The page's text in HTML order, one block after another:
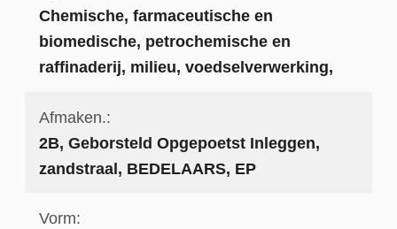
Chemische, farmaceutische en
biomedische, petrochemische en
raffinaderij, milieu, voedselverwerking,
Afmaken.:
2B, Geborsteld Opgepoetst Inleggen,
zandstraal, BEDELAARS, EP
Vorm: